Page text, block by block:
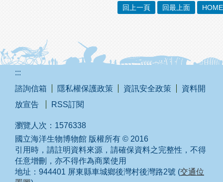
回上一頁 回最上面 HOME
:::
諮詢信箱
隱私權保護政策 資訊安全政策
資料開
放宣告
RSS訂閱
瀏覽人次： 1576338
國立海洋生物博物館 版權所有 © 2016
引用時，請註明資料來源，請確保資料之完整性，不得
任意增刪，亦不得作為商業使用
地址：944401 屏東縣車城鄉後灣村後灣路2號 (交通位